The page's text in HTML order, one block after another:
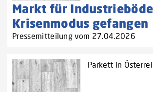
Markt für
Krisenmodus gefangen
Pressemitteilung vom 27.04.2026
Parkett in